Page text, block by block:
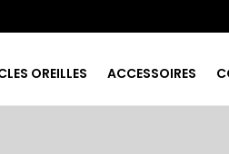
OREILLES ACCESSOIRES